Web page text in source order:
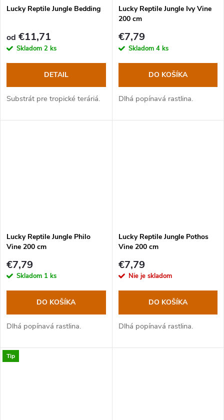
Lucky Reptile Jungle Bedding
od €11,71
Skladom 2 ks
DETAIL
Substrát pre tropické teráriá.
Lucky Reptile Jungle Ivy Vine
200 cm
€7,79
Skladom 4 ks
DO KOŠÍKA
Dlhá popínavá rastlina.
Lucky Reptile Jungle Philo
Vine 200 cm
€7,79
Skladom 1 ks
DO KOŠÍKA
Dlhá popínavá rastlina.
Lucky Reptile Jungle Pothos
Vine 200 cm
€7,79
Nie je skladom
DO KOŠÍKA
Dlhá popínavá rastlina.
Tip